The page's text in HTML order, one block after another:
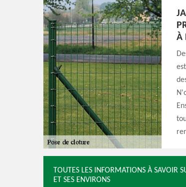
À
TOUTES LES INFORMATIONS À SAVOIR
ET SES ENVIRONS